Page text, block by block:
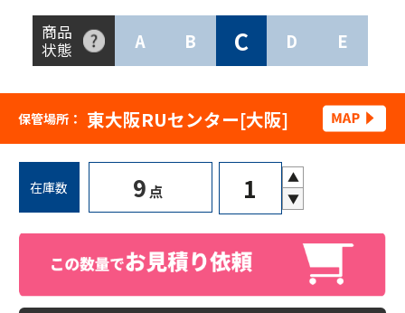
商品
状態
A B C D E
保管場所： 東大阪RUセンター[大阪]
在庫数 9 点
▲
▼